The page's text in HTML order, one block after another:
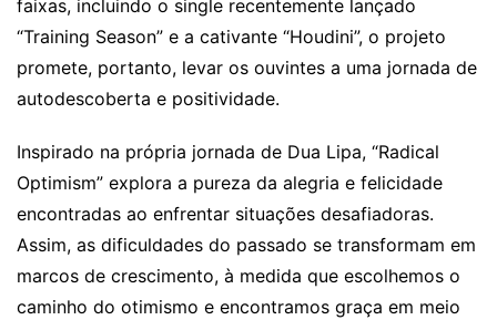
faixas, incluindo o single recentemente lançado
“Training Season” e a cativante “Houdini”, o projeto
promete, portanto, levar os ouvintes a uma jornada de
autodescoberta e positividade.
Inspirado na própria jornada de Dua Lipa, “Radical
Optimism” explora a pureza da alegria e felicidade
encontradas ao enfrentar situações desafiadoras.
Assim, as dificuldades do passado se transformam em
marcos de crescimento, à medida que escolhemos o
caminho do otimismo e encontramos graça em meio